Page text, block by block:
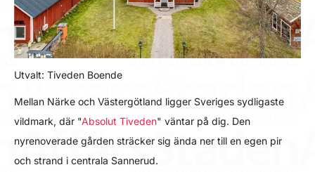
Utvalt: Tiveden Boende
Mellan Närke och Västergötland ligger Sveriges sydligaste
vildmark, där "Absolut Tiveden" väntar på dig. Den
nyrenoverade gården sträcker sig ända ner till en egen pir
och strand i centrala Sannerud.